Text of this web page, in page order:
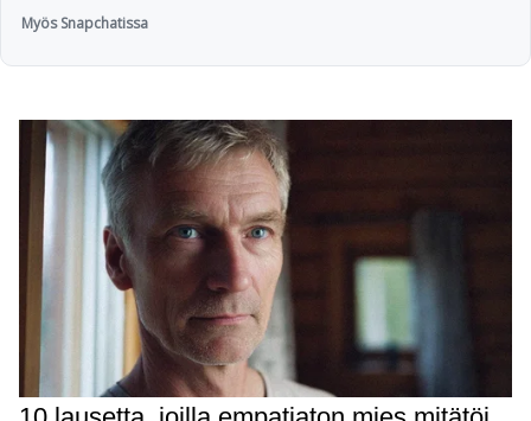
Myös Snapchatissa